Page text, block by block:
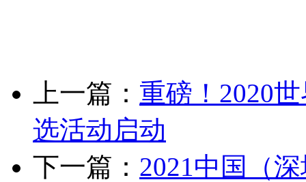
上一篇： 重磅！2020
选活动启动
下一篇： 2021中国（